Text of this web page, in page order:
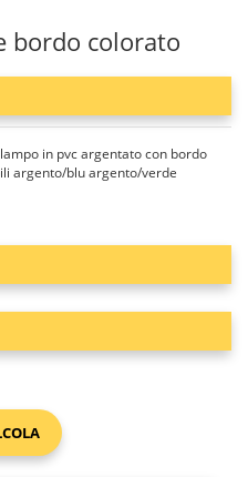
bordo colorato
in pvc argentato con bordo
argento/blu argento/verde